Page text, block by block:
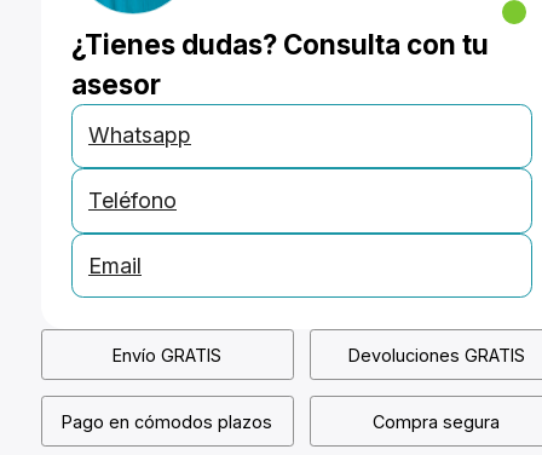
¿Tienes dudas? Consulta con tu
asesor
Whatsapp
Teléfono
Email
Envío GRATIS Devoluciones GRATIS
Pago en cómodos plazos Compra segura